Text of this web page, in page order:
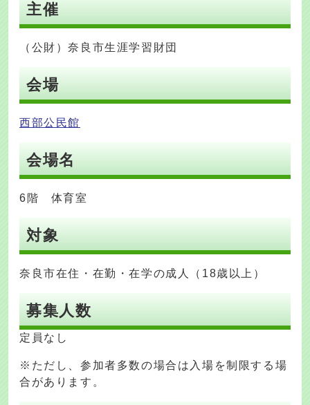
主催
（公財）奈良市生涯学習財団
会場
西部公民館
会場名
6階 体育室
対象
奈良市在住・在勤・在学の成人（18歳以上）
募集人数
定員なし
※ただし、参加者多数の場合は入場を制限する場
合があります。